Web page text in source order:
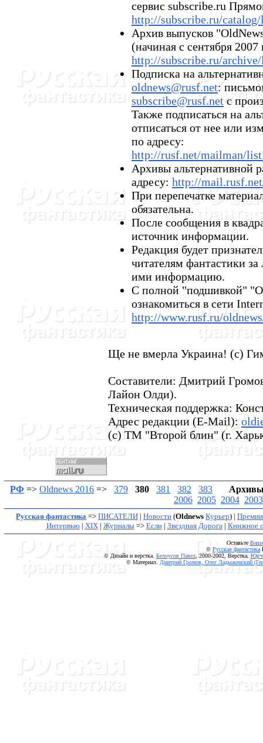
сервис subscribe.ru
http://subscribe.ru/
Архив выпусков
(начиная с сентября 2007
http://subscribe.ru/
Подписка на
oldnews@rusf.net:
subscribe@rusf.netс
Также подписаться на
отписаться от нее или
по адресу:
http://rusf.net/mailman/
Архивы альтернативной
адресу: http://
При перепечатке
обязательна.
После сообщения в
источник информации.
Редакция будет
читателям фантастики
ими информацию.
С полной "подшивкой"
ознакомиться в сети
http://www.rusf.ru/
Ще не вмерла Украина! (с)
Составители: Дмитрий
Лайон Олди).
Техническая поддержка:
Адрес редакции (E-Mail):
(с) ТМ "Второй блин" (г.
РФ => Oldnews 2016 => 379 380 381 382 383
Архивы
2006 2005 2004 2003
Русская фантастика => ПИСАТЕЛИ | Новости (Oldnews Курьер) |
Интервью| XIX| Журналы=> Если| Звездная Дорога| Книжное
Оставьте
© Русская фантастика
© Дизайн и верстка. Белоусов Павел , 2000-2002, Верстка.
© Материал. Дмитрий Громов, Олег Ладыженский